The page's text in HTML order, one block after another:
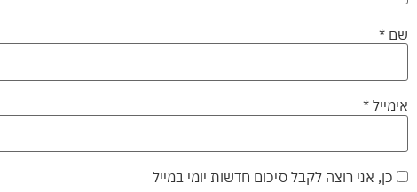
שם *
אימייל *
כן, אני רוצה לקבל סיכום חדשות יומי במייל